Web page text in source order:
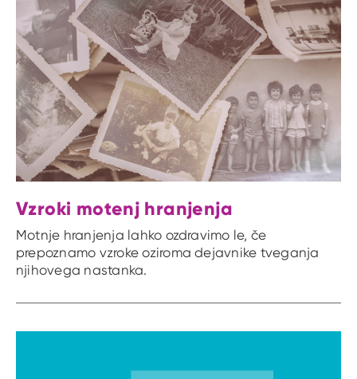
Vzroki motenj hranjenja
Motnje hranjenja lahko ozdravimo le, če
prepoznamo vzroke oziroma dejavnike tveganja
njihovega nastanka.